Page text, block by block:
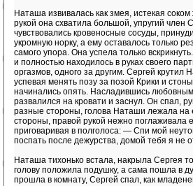
Наташа извивалась как змея, истекая
рукой она схватила большой, упругий член
чувствовались кровеносные сосуды,
укромную норку, а ему оставалось только
самого упора. Она успела только
и полностью находилось в руках своего
оргазмов, одного за другим. Сергей крутил
успевая менять позу за позой Крики и
начинались опять. Насладившись
развалился на кровати и заснул. Он спал,
разные стороны, голова Наташи лежала на
стороны, правой рукой нежно поглаживала
приговаривая в полголоса: — Спи мой
поспать после дежурства, домой тебя я не
Наташа тихонько встала, накрыла Сергея
голову положила подушку, а сама пошла в
прошла в комнату, Сергей спал, как